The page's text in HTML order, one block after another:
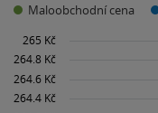
Maloobchodní cena